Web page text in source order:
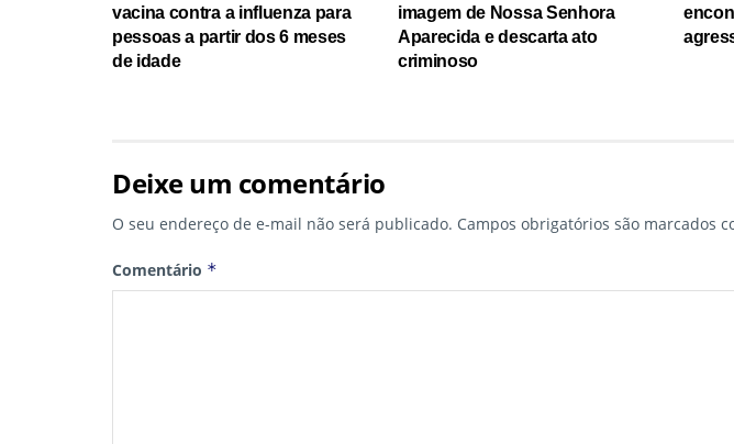
vacina contra a influenza para
pessoas a partir dos 6 meses
de idade
imagem de Nossa Senhora
Aparecida e descarta ato
criminoso
Deixe um comentário
O seu endereço de e-mail não será publicado. Campos obrigatórios são marcados
Comentário *